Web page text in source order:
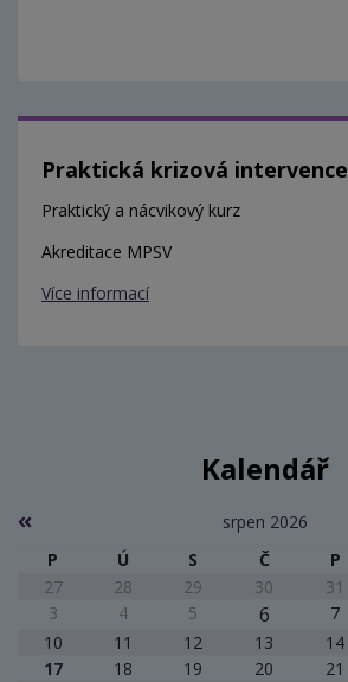
Praktická krizová intervence
Praktický a nácvikový kurz
Akreditace MPSV
Více informací
Kalendář
srpen 2026
P
Ú S Č P
27
28 29 30 31
3
4 5 6 7
10
11 12 13 14
17
18 19 20 21